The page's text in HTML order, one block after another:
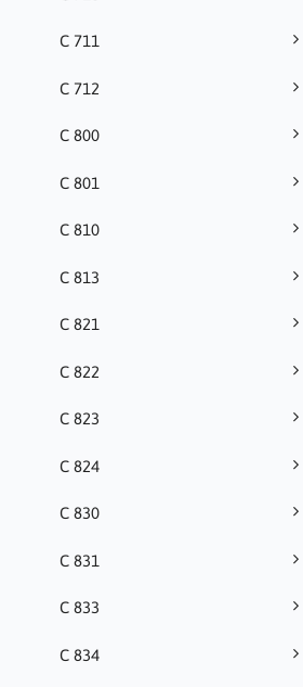
C 711
C 712
C 800
C 801
C 810
C 813
C 821
C 822
C 823
C 824
C 830
C 831
C 833
C 834